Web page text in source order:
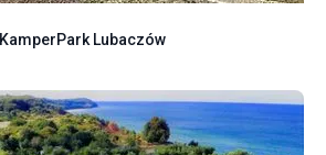
KamperPark Lubaczów